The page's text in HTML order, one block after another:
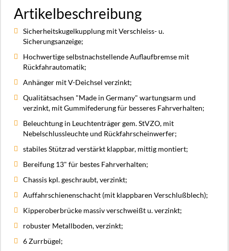
Artikelbeschreibung
Sicherheitskugelkupplung mit Verschleiss- u.
Sicherungsanzeige;
Hochwertige selbstnachstellende Auflaufbremse mit
Rückfahrautomatik;
Anhänger mit V-Deichsel verzinkt;
Qualitätsachsen "Made in Germany" wartungsarm und
verzinkt, mit Gummifederung für besseres Fahrverhalten;
Beleuchtung in Leuchtenträger gem. StVZO, mit
Nebelschlussleuchte und Rückfahrscheinwerfer;
stabiles Stützrad verstärkt klappbar, mittig montiert;
Bereifung 13" für bestes Fahrverhalten;
Chassis kpl. geschraubt, verzinkt;
Auffahrschienenschacht (mit klappbaren Verschlußblech);
Kipperoberbrücke massiv verschweißt u. verzinkt;
robuster Metallboden, verzinkt;
6 Zurrbügel;